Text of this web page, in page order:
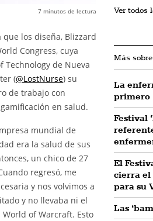
7 minutos de lectura
los diseña, Blizzard
Congress, cuya
de Nueva
(@LostNurse) su
de trabajo con
en salud.
mundial de
era la salud de sus
un chico de 27
regresó, me
y nos volvimos a
y no llevaba ni el
of Warcraft. Esto
Ver todos
Más
La
primero
Festival
El
cierra el
para su
Las